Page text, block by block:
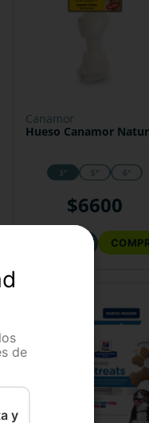
canamor
Hueso Canamor
3" 5" 6"
$6600
de
y